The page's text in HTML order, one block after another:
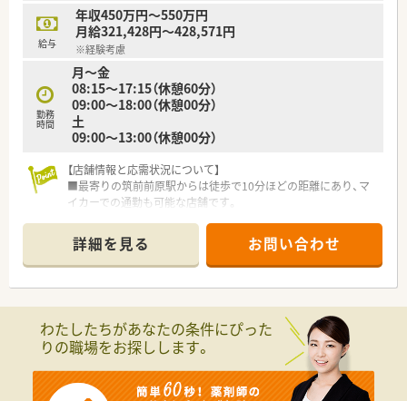
【こんな方にオススメ】
■福岡県を中心に展開する安定した地場大手企業で、腰を据えて
長く働きたいと考えている方に最適です。
■機械化が進んだ先進的な環境で、効率よく業務を行いながら対
人スキルを磨きたい方におすすめできます。
■ワークライフバランスを重視しており、残業が少なく福利厚生
の整った環境を求めている方に適しています。
給与
年収450万円～550万円
月給321,428円～428,571円
※経験考慮
勤務
時間
月～金
08:15～17:15（休憩60分）
09:00～18:00（休憩00分）
土
09:00～13:00（休憩00分）
【店舗情報と応需状況について】
■最寄りの筑前前原駅からは徒歩で10分ほどの距離にあり、マ
イカーでの通勤も可能な店舗です。
約100枚程度に対応しています。
■1日の処方箋枚数に対して常勤の薬剤師が5名在籍しており、
ゆとりある人員体制で運営しています。
■福岡県内を中心に10店舗を展開しており、創業から40年以上
の歴史を持つ安定した経営基盤の法人です。
■AI調剤やロボット調剤を積極的に導入し、業務効率化と対人業
■中途入社の方の定着率が非常に高く、10年から20年以上勤務
詳細を見る お問い合わせ
わたしたちがあなたの条件にぴった
りの職場をお探しします。